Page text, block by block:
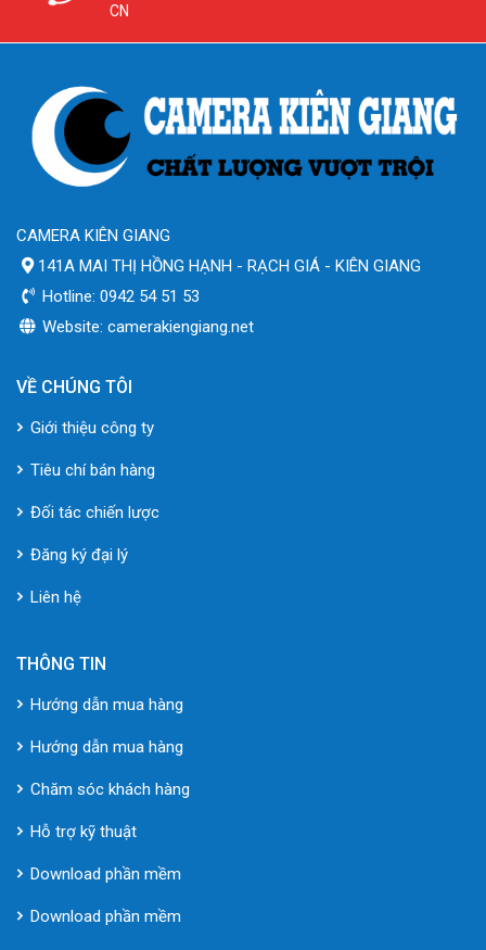
CN
CAMERA KIÊN GIANG
141A MAI THỊ HỒNG HẠNH - RẠCH GIÁ - KIÊN GIANG
Hotline: 0942 54 51 53
Website: camerakiengiang.net
VỀ CHÚNG TÔI
Giới thiệu công ty
Tiêu chí bán hàng
Đối tác chiến lược
Đăng ký đại lý
Liên hệ
THÔNG TIN
Hướng dẫn mua hàng
Hướng dẫn mua hàng
Chăm sóc khách hàng
Hỗ trợ kỹ thuật
Download phần mềm
Download phần mềm